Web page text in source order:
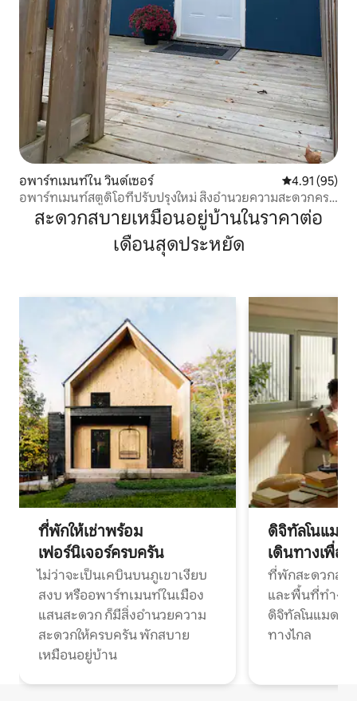
อพาร์ทเมนท์ใน วินด์เซอร์ คะแนนเฉลี่ย
4.91 (95)
อพาร์ทเมนท์สตูดิโอที่ปรับปรุงใหม่ สิ่งอำนวยความสะดวกครบ
ครันสะดวกสบายเหมือนอยู่บ้านในราคาต่อ
เดือนสุดประหยัด
ที่พักให้เช่าพร้อม
เฟอร์นิเจอร์ครบครัน
ไม่ว่าจะเป็นเคบินบนภูเขาเงียบ
สงบ หรืออพาร์ทเมนท์ในเมือง
แสนสะดวก ก็มีสิ่งอำนวยความ
สะดวกให้ครบครัน พักสบาย
เหมือนอยู่บ้าน
ดิจิทัลโนแมด
เดินทางเพื่อ
ที่พักสะดวกสบ
และพื้นที่ทำงา
ดิจิทัลโนแมดแ
ทางไกล